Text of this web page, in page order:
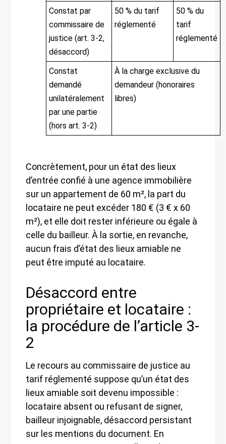
Constat par
commissaire de
justice (art. 3-2,
désaccord)
50 % du tarif
réglementé
50 % du
tarif
réglementé
Constat
demandé
unilatéralement
par une partie
(hors art. 3-2)
À la charge exclusive du
demandeur (honoraires
libres)
Concrètement, pour un état des lieux
d’entrée confié à une agence immobilière
sur un appartement de 60 m², la part du
locataire ne peut excéder 180 € (3 € x 60
m²), et elle doit rester inférieure ou égale à
celle du bailleur. À la sortie, en revanche,
aucun frais d’état des lieux amiable ne
peut être imputé au locataire.
Désaccord entre
propriétaire et locataire :
la procédure de l’article 3-
2
Le recours au commissaire de justice au
tarif réglementé suppose qu’un état des
lieux amiable soit devenu impossible :
locataire absent ou refusant de signer,
bailleur injoignable, désaccord persistant
sur les mentions du document. En